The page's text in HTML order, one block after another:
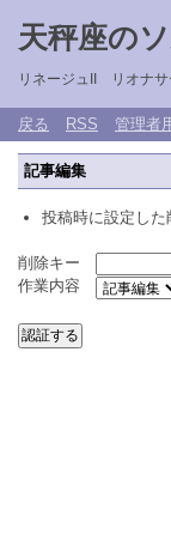
天秤座の
リネージュII リオナサ
戻る RSS 管理者
記事編集
投稿時に設定した
削除キー
作業内容